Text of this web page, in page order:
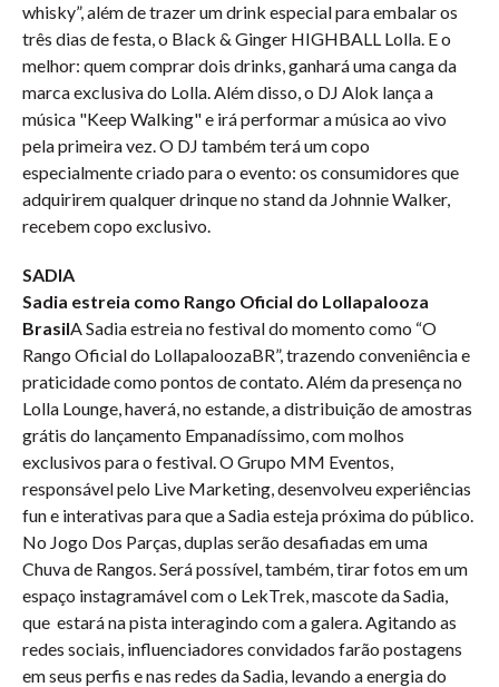
whisky”, além de trazer um drink especial para embalar os
três dias de festa, o Black & Ginger HIGHBALL Lolla. E o
melhor: quem comprar dois drinks, ganhará uma canga da
marca exclusiva do Lolla. Além disso, o DJ Alok lança a
música "Keep Walking" e irá performar a música ao vivo
pela primeira vez. O DJ também terá um copo
especialmente criado para o evento: os consumidores que
adquirirem qualquer drinque no stand da Johnnie Walker,
recebem copo exclusivo.
SADIA
Sadia estreia como Rango Oficial do Lollapalooza
BrasilA Sadia estreia no festival do momento como “O
Rango Oficial do LollapaloozaBR”, trazendo conveniência e
praticidade como pontos de contato. Além da presença no
Lolla Lounge, haverá, no estande, a distribuição de amostras
grátis do lançamento Empanadíssimo, com molhos
exclusivos para o festival. O Grupo MM Eventos,
responsável pelo Live Marketing, desenvolveu experiências
fun e interativas para que a Sadia esteja próxima do público.
No Jogo Dos Parças, duplas serão desafiadas em uma
Chuva de Rangos. Será possível, também, tirar fotos em um
espaço instagramável com o LekTrek, mascote da Sadia,
que estará na pista interagindo com a galera. Agitando as
redes sociais, influenciadores convidados farão postagens
em seus perfis e nas redes da Sadia, levando a energia do